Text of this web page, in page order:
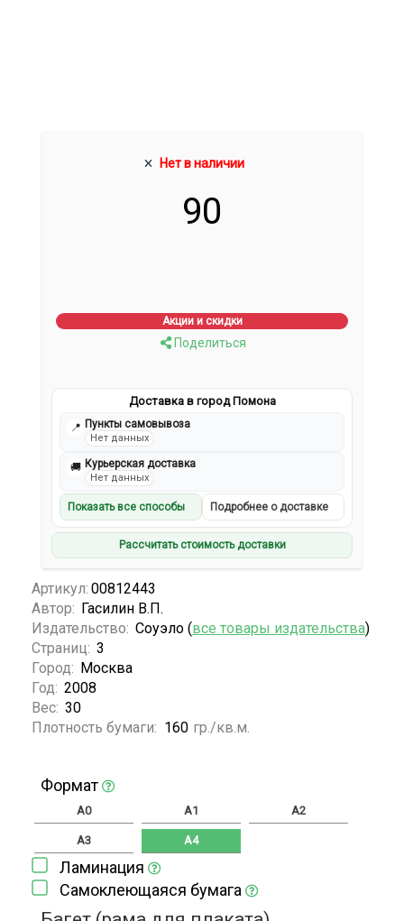
Нет в наличии
90
Акции и скидки
Поделиться
Доставка в город Помона
📍 Пункты самовывоза
Нет данных
🚚 Курьерская доставка
Нет данных
Показать все способы Подробнее о доставке
Рассчитать стоимость доставки
Артикул: 00812443
Автор: Гасилин В.П.
Издательство: Соуэло (все товары издательства)
Страниц: 3
Город: Москва
Год: 2008
Вес: 30
Плотность бумаги: 160 гр./кв.м.
Формат
A0 A1 A2
A3 A4
Ламинация
Самоклеющаяся бумага